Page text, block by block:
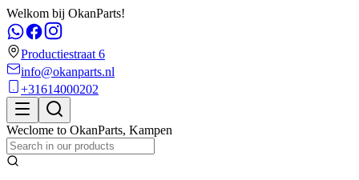
Welkom bij OkanParts!
Productiestraat 6
info@okanparts.nl
+31614000202
Weclome to OkanParts, Kampen